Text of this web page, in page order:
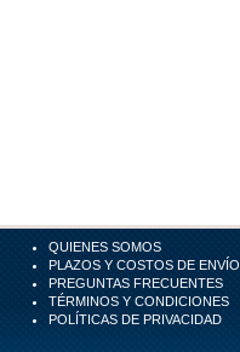
QUIENES SOMOS
PLAZOS Y COSTOS DE ENVÍO
PREGUNTAS FRECUENTES
TÉRMINOS Y CONDICIONES
POLÍTICAS DE PRIVACIDAD